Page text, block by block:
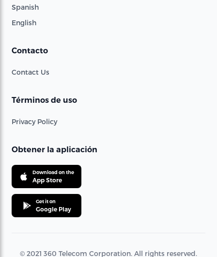
Spanish
English
Contacto
Contact Us
Términos de uso
Privacy Policy
Obtener la aplicación
Download on the
App Store
Get it on
Google Play
© 2021 360 Telecom Corporation. All rights reserved.